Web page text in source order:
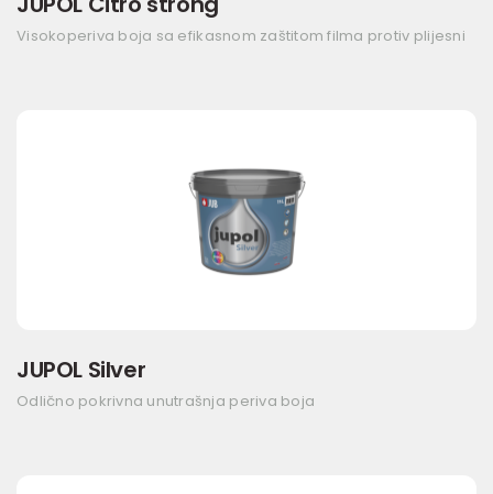
Visokoperiva boja sa efikasnom zaštitom filma protiv plijesni
JUPOL Silver
Odlično pokrivna unutrašnja periva boja